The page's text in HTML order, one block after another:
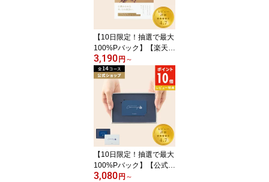
本製 脚付盆ざる ステン
レスザル キッチン 人気
ギフト レビューキャンペ
ーン】
【10日限定！抽選で最大
100%Pバック】【楽天1
位 公式】カタログギフト
ハートフルセレクション
コンシェルジュ 香典返し
内祝い 結婚祝い グルメ
出産祝い 5000円 10000
円 コース お菓子 人気 お
祝い お返し お祝い返し
選べるギフト 送料無料
レビューキャンペーン
3,190円 ～
【10日限定！抽選で最大
100%Pバック】【公式】
カタログギフト ハートフ
3,080円 ～